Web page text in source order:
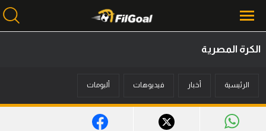
أخبار
الكرة المصرية
الرئيسية أخبار فيديوهات ألبومات